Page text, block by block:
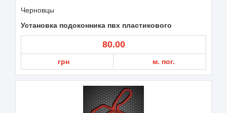
Черновцы
Установка подоконника пвх пластикового
80.00
грн м. пог.